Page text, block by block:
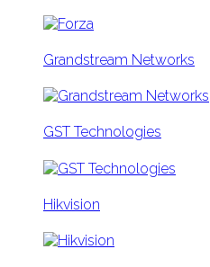
Grandstream Networks
GST Technologies
Hikvision